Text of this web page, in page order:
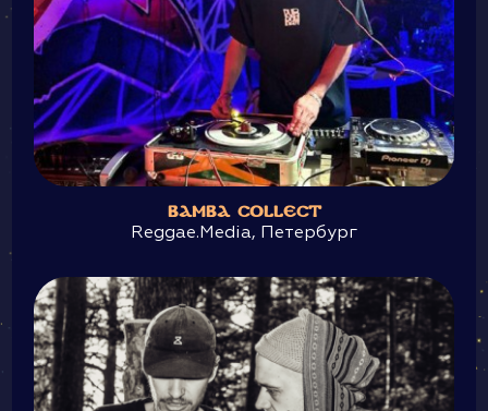
BAMBA COLLECT
Reggae.Media, Петербург